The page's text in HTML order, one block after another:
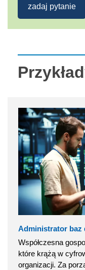
zadaj pytanie
Administrator baz
Współczesna
które krążą w
organizacji. Za